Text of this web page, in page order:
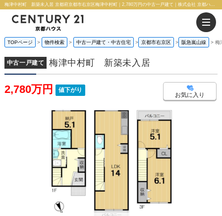
梅津中村町 新築未入居 京都府京都市右京区梅津中村町｜2,780万円の中古一戸建て｜株式会社 京都ハウス
TOPページ 物件検索 中古一戸建て・中古住宅 京都市右京区 阪急嵐山線 梅
中古一戸建て 梅津中村町 新築未入居
2,780万円 値下がり
お気に入り